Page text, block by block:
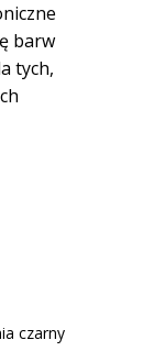
barw
tych,
czarny